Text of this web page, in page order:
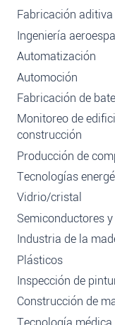
Fabricación aditiva
Ingeniería
Automatización
Automoción
Fabricación de
Monitoreo de
construcción
Producción de
Tecnologías
Vidrio/cristal
Semiconductores
Industria de la
Plásticos
Inspección de
Construcción de